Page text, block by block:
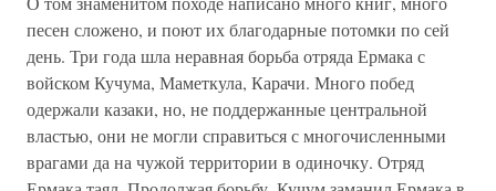
песен сложено, и поют их благодарные потомки по сей
день. Три года шла неравная борьба отряда Ермака с
войском Кучума, Маметкула, Карачи. Много побед
одержали казаки, но, не поддержанные центральной
властью, они не могли справиться с многочисленными
врагами да на чужой территории в одиночку. Отряд